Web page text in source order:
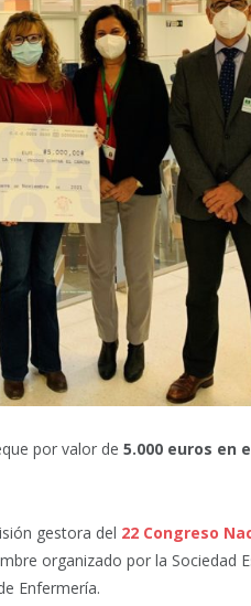
por valor de 5.000 euros en
gestora del 22 Congreso
organizado por la Sociedad
Enfermería.